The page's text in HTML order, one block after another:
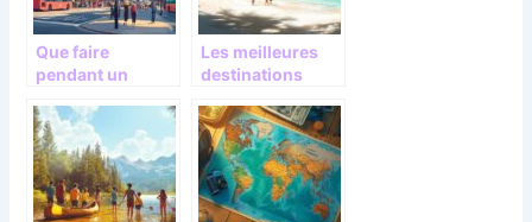
Que faire
pendant un
Londres ?
Découvrez-le sur
le blog
Partiraularge.co
m
Les meilleures
destinations
soleil en janvier